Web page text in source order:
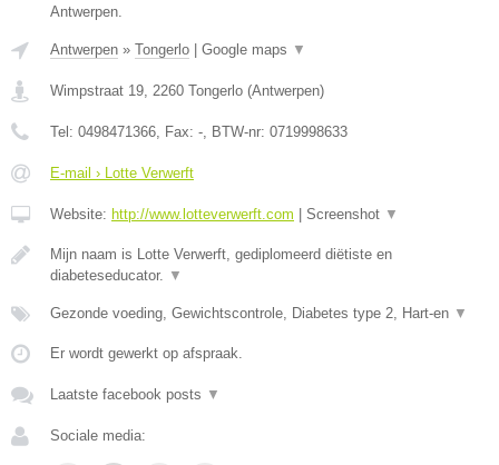
Antwerpen.
Antwerpen » Tongerlo Google maps ▼
Wimpstraat 19 2260 Tongerlo (Antwerpen)
Tel: 0498471366 , Fax: - , BTW-nr: 0719998633
E-mail › Lotte Verwerft
Website: http://www.lotteverwerft.com Screenshot ▼
Mijn naam is Lotte Verwerft, gediplomeerd diëtiste en
diabeteseducator.
▼
Gezonde voeding, Gewichtscontrole, Diabetes type 2, Hart-en ▼
Er wordt gewerkt op afspraak.
Laatste facebook posts ▼
Sociale media: